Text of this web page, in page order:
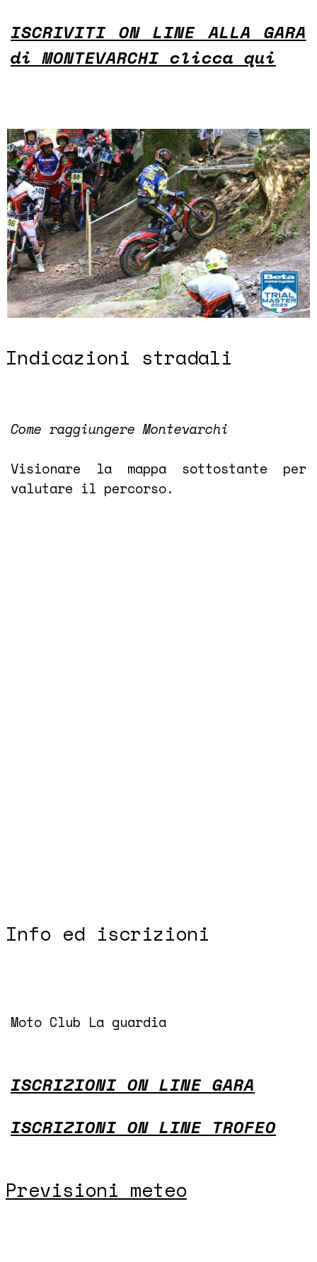
ISCRIVITI ON LINE ALLA GARA
di MONTEVARCHI clicca qui
Indicazioni stradali
Come raggiungere Montevarchi
Visionare la mappa sottostante per
valutare il percorso.
Info ed iscrizioni
Moto Club La guardia
ISCRIZIONI ON LINE GARA
ISCRIZIONI ON LINE TROFEO
Previsioni meteo